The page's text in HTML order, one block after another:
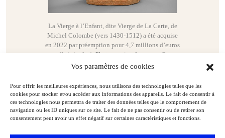
Vos paramètres de cookies
Pour offrir les meilleures expériences, nous utilisons des technologies telles que les
cookies pour stocker et/ou accéder aux informations des appareils. Le fait de consentir à
ces technologies nous permettra de traiter des données telles que le comportement de
navigation ou les ID uniques sur ce site. Le fait de ne pas consentir ou de retirer son
consentement peut avoir un effet négatif sur certaines caractéristiques et fonctions.
La Vierge à l’Enfant, dite Vierge de La Carte, de
Michel Colombe (vers 1430-1512) a été acquise
en 2022 par préemption pour 4,7 millions d’euros
(frais inclus). Photo service de presse. ©
GrandPalaisRmn (musée du Louvre) / Abdou